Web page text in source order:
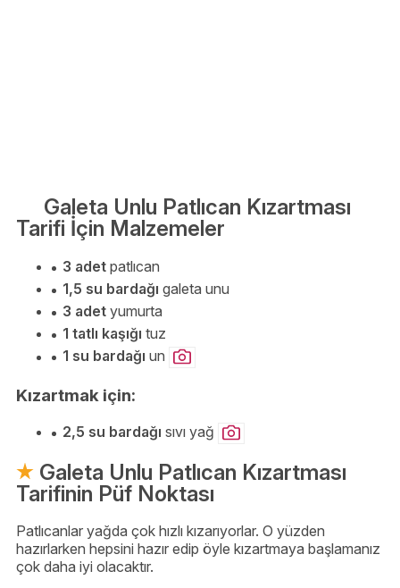
Galeta Unlu Patlıcan Kızartması
Tarifi İçin Malzemeler
3 adet patlıcan
1,5 su bardağı galeta unu
3 adet yumurta
1 tatlı kaşığı tuz
1 su bardağı un
Kızartmak için:
2,5 su bardağı sıvı yağ
Galeta Unlu Patlıcan Kızartması
Tarifinin Püf Noktası
Patlıcanlar yağda çok hızlı kızarıyorlar. O yüzden
hazırlarken hepsini hazır edip öyle kızartmaya başlamanız
çok daha iyi olacaktır.